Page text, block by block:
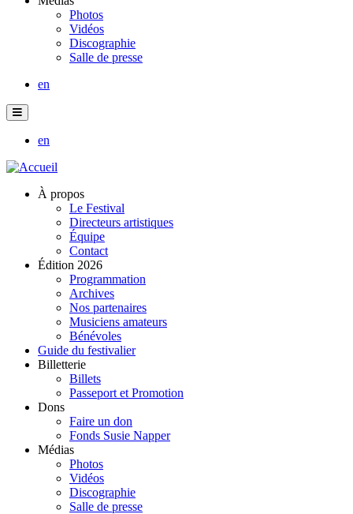
Photos
Vidéos
Discographie
Salle de presse
en
en
À propos
Le Festival
Directeurs artistiques
Équipe
Contact
Édition 2026
Programmation
Archives
Nos partenaires
Musiciens amateurs
Bénévoles
Guide du festivalier
Billetterie
Billets
Passeport et Promotion
Dons
Faire un don
Fonds Susie Napper
Médias
Photos
Vidéos
Discographie
Salle de presse